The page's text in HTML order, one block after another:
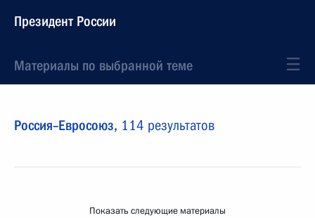
Президент России
Материалы по выбранной теме
Россия–Евросоюз, 114 результатов
Показать следующие материалы